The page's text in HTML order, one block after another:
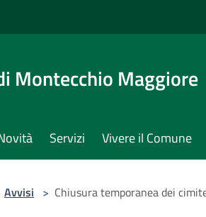
Montecchio Maggiore
Servizi Vivere il Comune
Avvisi > Chiusura temporanea dei